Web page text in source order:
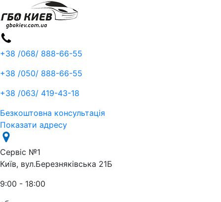
+38 /068/ 888-66-55
+38 /050/ 888-66-55
+38 /063/ 419-43-18
Безкоштовна консультація
Показати адресу
Сервіс №1
Київ, вул.Березняківська 21Б
9:00 - 18:00